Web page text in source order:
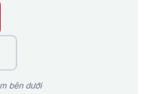
bên dưới